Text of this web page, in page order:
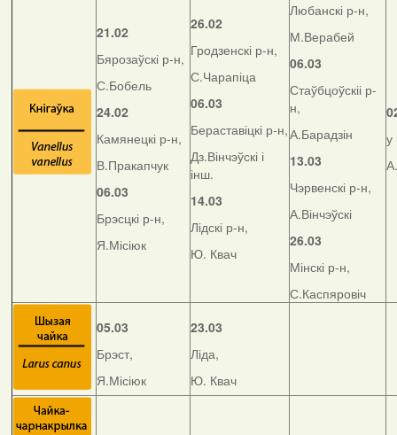
21.02
Бярозаўскі р-н,
С.Бобель
24.02
Камянецкі р-н,
В.Пракапчук
06.03
Брэсцкі р-н,
Я.Місіюк
26.02
Гродзенскі р-н,
С.Чарапіца
06.03
Бераставіцкі р-н,
Дз.Вінчэўскі і
інш.
14.03
Лідскі р-н,
Ю. Квач
Любанскі р-н,
М.Верабей
06.03
Стаўбцоўскіі р-
н,
А.Барадзін
13.03
Чэрвенскі р-н,
А.Вінчэўскі
26.03
Мінскі р-н,
С.Каспяровіч
у
05.03
Брэст,
Я.Місіюк
23.03
Ліда,
Ю. Квач